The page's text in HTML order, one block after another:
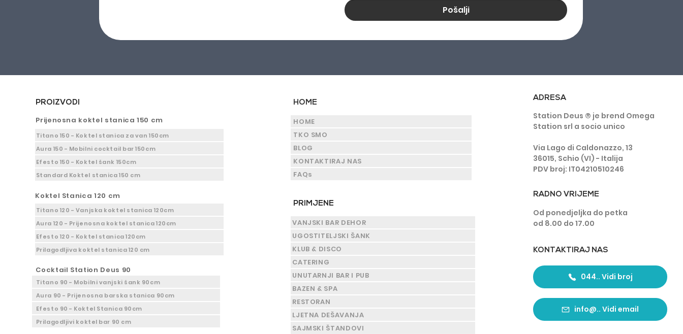
Pošalji
PROIZVODI
Prijenosna koktel stanica 150 cm
Titano 150 - Koktel stanica za van 150cm
Aura 150 - Mobilni cocktail bar 150cm
Efesto 150 - Koktel šank 150cm
Standard Koktel stanica 150 cm
Koktel Stanica 120 cm
Titano 120 - Vanjska koktel stanica 120cm
Aura 120 - Prijenosna koktel stanica 120cm
Efesto 120 - Koktel stanica 120cm
Prilagodljiva koktel stanica 120 cm
Cocktail Station Deus 90
Titano 90 - Mobilni vanjski šank 90cm
Aura 90 - Prijenosna barska stanica 90cm
Efesto 90 - Koktel Stanica 90cm
Prilagodljivi koktel bar 90 cm
HOME
HOME
TKO SMO
BLOG
KONTAKTIRAJ NAS
FAQs
PRIMJENE
VANJSKI BAR DEHOR
UGOSTITELJSKI ŠANK
KLUB & DISCO
CATERING
UNUTARNJI BAR I PUB
BAZEN & SPA
RESTORAN
LJETNA DEŠAVANJA
SAJMSKI ŠTANDOVI
ADRESA
Station Deus ® je brend Omega
Station srl a socio unico
Via Lago di Caldonazzo, 13
36015, Schio (VI) - Italija
PDV broj: IT04210510246
RADNO VRIJEME
Od ponedjeljka do petka
od 8.00 do 17.00
KONTAKTIRAJ NAS
044.. Vidi broj
info@.. Vidi email